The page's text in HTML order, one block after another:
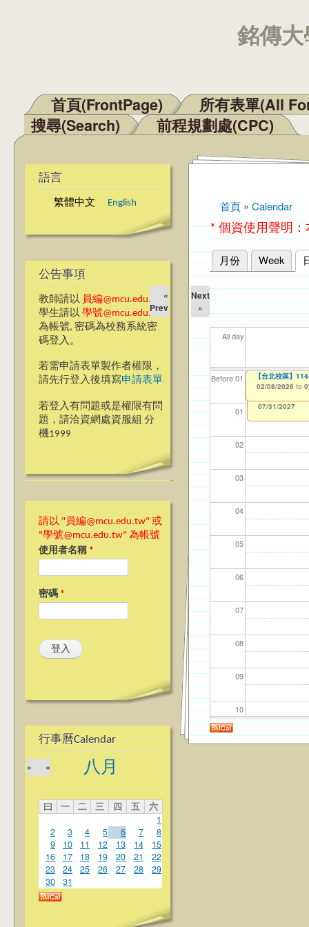
銘傳
主選單
首頁(FrontPage)
所有表單(All
搜尋(Search)
前程規劃處(CPC)
語言
繁體中文 English
公告事項
教師請以 員編@mcu.edu.tw
學生請以 學號@mcu.edu.tw
為帳號, 密碼為校務系統密
碼登入。
若需申請表單製作者權限，
請先行登入後填寫申請表單
若登入有問題或是權限有問
題，請洽資網處資服組 分
機1999
請以 "員編@mcu.edu.tw" 或
"學號@mcu.edu.tw" 為帳號
使用者名稱 *
密碼 *
行事曆Calendar
八月
«
»
曰 一 二 三 四 五
六
1
2
3 4 5 6 7
8
9
10 11 12 13 14
15
16
17 18 19 20 21
22
23
24 25 26 27 28
29
30
31
您在這裡
首頁 » Calendar
* 個資使用聲明
主要索引標籤
月份 Week
«
Prev
Next
»
All day
Before 01
01
02
03
04
05
06
07
08
09
10
11
【資網處】
整合系統～表單
12/31/2027
【財務處】工讀
11/12/2021 to
【財務處】漏打
錄
07/31/2027
114
04/
114
02/
114
03/
【
07/
教
11/
商
11/
【台北校區 】
02/08/2026 to
【台北校區】
02/08/2026 to